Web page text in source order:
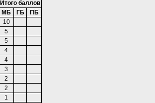
Итого баллов
МБ ГБ
ПБ
10
5
5
4
4
3
2
2
1